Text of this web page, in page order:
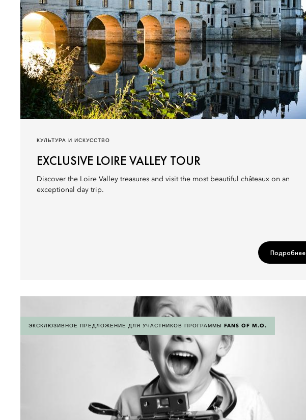
КУЛЬТУРА И ИСКУССТВО
EXCLUSIVE LOIRE VALLEY TOUR
Discover the Loire Valley treasures and visit the most beautiful châteaux on an
exceptional day trip.
Подробнее
ЭКСКЛЮЗИВНОЕ ПРЕДЛОЖЕНИЕ ДЛЯ УЧАСТНИКОВ ПРОГРАММЫ FANS OF M.O.